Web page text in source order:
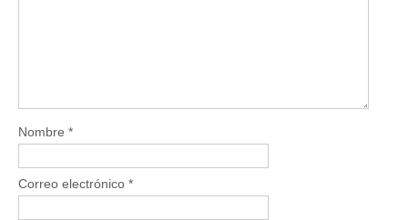
Nombre *
Correo electrónico *